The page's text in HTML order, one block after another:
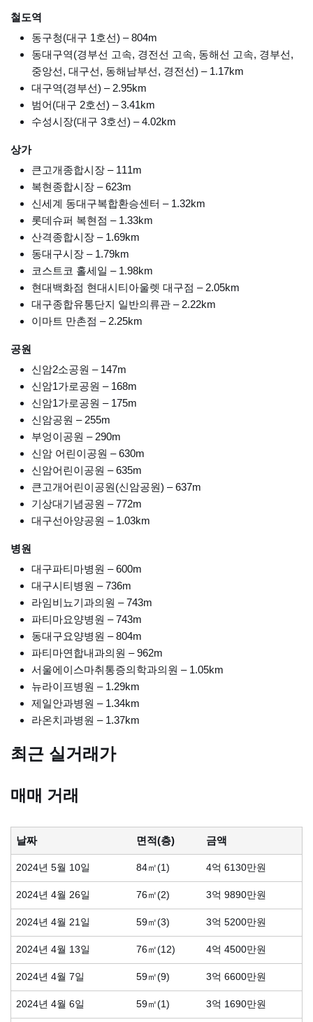
철도역
동구청(대구 1호선) – 804m
동대구역(경부선 고속, 경전선 고속, 동해선 고속, 경부선,
중앙선, 대구선, 동해남부선, 경전선) – 1.17km
대구역(경부선) – 2.95km
범어(대구 2호선) – 3.41km
수성시장(대구 3호선) – 4.02km
상가
큰고개종합시장 – 111m
복현종합시장 – 623m
신세계 동대구복합환승센터 – 1.32km
롯데슈퍼 복현점 – 1.33km
산격종합시장 – 1.69km
동대구시장 – 1.79km
코스트코 홀세일 – 1.98km
현대백화점 현대시티아울렛 대구점 – 2.05km
대구종합유통단지 일반의류관 – 2.22km
이마트 만촌점 – 2.25km
공원
신암2소공원 – 147m
신암1가로공원 – 168m
신암1가로공원 – 175m
신암공원 – 255m
부엉이공원 – 290m
신암 어린이공원 – 630m
신암어린이공원 – 635m
큰고개어린이공원(신암공원) – 637m
기상대기념공원 – 772m
대구선아양공원 – 1.03km
병원
대구파티마병원 – 600m
대구시티병원 – 736m
라임비뇨기과의원 – 743m
파티마요양병원 – 743m
동대구요양병원 – 804m
파티마연합내과의원 – 962m
서울에이스마취통증의학과의원 – 1.05km
뉴라이프병원 – 1.29km
제일안과병원 – 1.34km
라온치과병원 – 1.37km
최근 실거래가
매매 거래
날짜 면적(층) 금액
2024년 5월 10일 84㎡(1) 4억 6130만원
2024년 4월 26일 76㎡(2) 3억 9890만원
2024년 4월 21일 59㎡(3) 3억 5200만원
2024년 4월 13일 76㎡(12) 4억 4500만원
2024년 4월 7일 59㎡(9) 3억 6600만원
2024년 4월 6일 59㎡(1) 3억 1690만원